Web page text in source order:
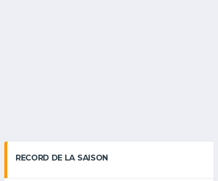
RECORD DE LA SAISON